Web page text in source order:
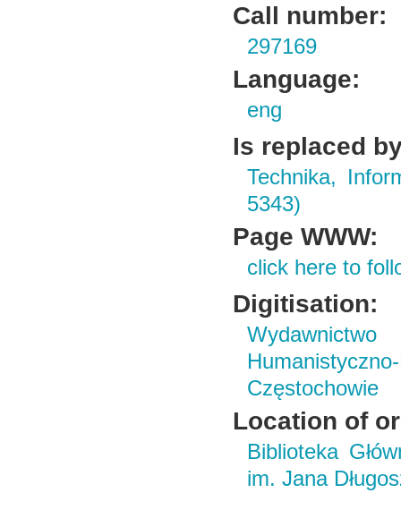
Call number:
297169
Language:
eng
Is replaced
Technika,
5343)
Page WWW:
click here to
Digitisation:
Wydawnictwo
Częstochowie
Location of
Biblioteka
im. Jana